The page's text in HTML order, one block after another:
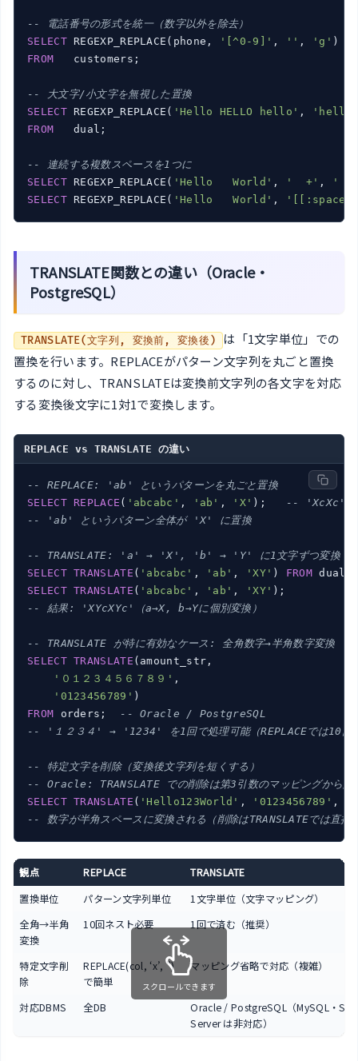
-- 電話番号の形式を統一（数字以外を除去）
SELECT REGEXP_REPLACE(phone, '[^0-9]' , '' , 'g'
FROM
   customers;
-- 大文字/小文字を無視した置換
SELECT REGEXP_REPLACE( 'Hello HELLO hello' ,
FROM
   dual;
-- 連続する複数スペースを1つに
SELECT REGEXP_REPLACE( 'Hello   World' , '  +' , ' '
SELECT REGEXP_REPLACE( 'Hello   World' ,
TRANSLATE関数との違い（Oracle・
PostgreSQL）
TRANSLATE(文字列, 変換前, 変換後)
は「1文字単位」での
置換を行います。REPLACEがパターン文字列を丸ごと置換
するのに対し、TRANSLATEは変換前文字列の各文字を対応
する変換後文字に1対1で変換します。
REPLACE vs TRANSLATE の違い
-- REPLACE: 'ab' というパターンを丸ごと置換
SELECT
REPLACE ( 'abcabc' , 'ab' , 'X' );
-- 'XcXc'
-- 'ab' というパターン全体が 'X' に置換
-- TRANSLATE: 'a' → 'X', 'b' → 'Y' に1文字ずつ変換
SELECT TRANSLATE ( 'abcabc' , 'ab' , 'XY' ) FROM
SELECT TRANSLATE ( 'abcabc' , 'ab' , 'XY'
-- 結果: 'XYcXYc'（a→X, b→Yに個別変換）
-- TRANSLATE が特に有効なケース: 全角数字→半角数字変換
SELECT TRANSLATE (amount_str,
'０１２３４５６７８９' ,
'0123456789'
FROM orders;
-- Oracle / PostgreSQL
-- '１２３４' → '1234' を1回で処理可能（REPLACEでは10回
-- 特定文字を削除（変換後文字列を短くする）
-- Oracle: TRANSLATE での削除は第3引数のマッピングから除
SELECT TRANSLATE ( 'Hello123World' , '0123456789' ,
-- 数字が半角スペースに変換される（削除はTRANSLATEでは直接
観点 REPLACE
TRANSLATE
置換単位
パターン文字列単位
1文字単位（文字マッピング）
全角→半角
変換
10回ネスト必要 1回で済む（推奨）
特定文字削
除
REPLACE(col, ‘x’, ”)
で簡単
マッピング省略で対応（複雑）
対応DBMS 全DB
Oracle / PostgreSQL（MySQL・
Server は非対応）
スクロールできます